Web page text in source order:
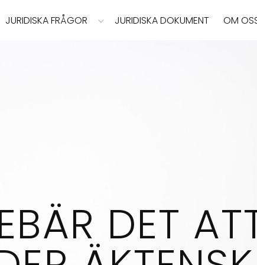
JURIDISKA FRÅGOR JURIDISKA DOKUMENT OM
DET